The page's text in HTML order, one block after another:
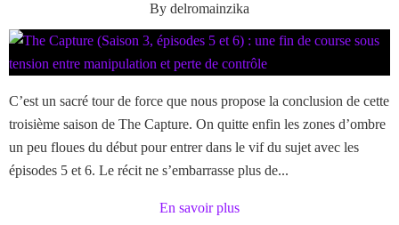
By delromainzika
C’est un sacré tour de force que nous propose la conclusion de cette
troisième saison de The Capture. On quitte enfin les zones d’ombre
un peu floues du début pour entrer dans le vif du sujet avec les
épisodes 5 et 6. Le récit ne s’embarrasse plus de...
En savoir plus